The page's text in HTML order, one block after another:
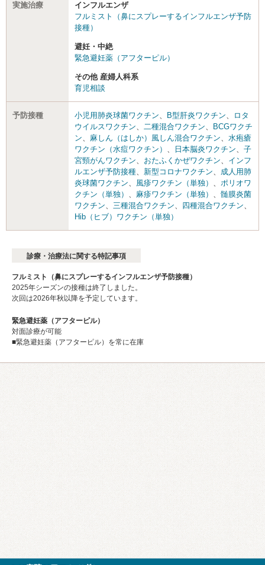
実施治療
インフルエンザ
フルミスト（鼻にスプレーするインフルエンザ予防
接種）
避妊・中絶
緊急避妊薬（アフターピル）
その他 産婦人科系
育児相談
予防接種 小児用肺炎球菌ワクチン、 B型肝炎ワクチン、
ロタ
ウイルスワクチン、 二種混合ワクチン、
BCGワクチ
ン、 麻しん（はしか）風しん混合ワクチン、 水疱瘡
ワクチン（水痘ワクチン） 、 日本脳炎ワクチン、 子
宮頸がんワクチン、 おたふくかぜワクチン、 インフ
ルエンザ予防接種、 新型コロナワクチン、 成人用肺
炎球菌ワクチン、 風疹ワクチン（単独） 、 ポリオワ
クチン（単独） 、 麻疹ワクチン（単独） 、 髄膜炎菌
ワクチン、 三種混合ワクチン、 四種混合ワクチン、
Hib（ヒブ）ワクチン（単独）
診療・治療法に関する特記事項
フルミスト（鼻にスプレーするインフルエンザ予防接種）
2025年シーズンの接種は終了しました。
次回は2026年秋以降を予定しています。
緊急避妊薬（アフターピル）
対面診療が可能
■緊急避妊薬（アフターピル）を常に在庫